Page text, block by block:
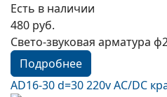
Есть в наличии
480 руб.
Свето-звуковая арматура
Подробнее
AD16-30 d=30 220v AC/DC